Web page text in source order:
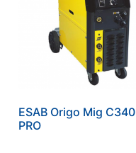
ESAB Origo Mig C340
PRO